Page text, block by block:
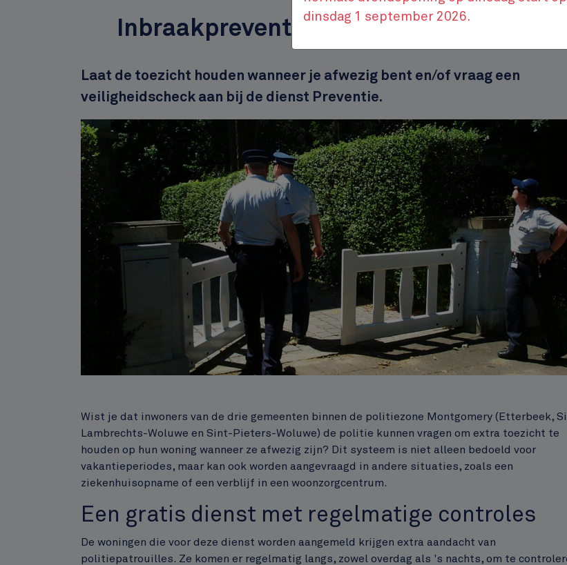
Inbraakpreventie: oplossingen voor jou
Description
Laat de toezicht houden wanneer je afwezig bent en/of vraag een
veiligheidscheck aan bij de dienst Preventie.
Afbeelding
Inhoud
Wist je dat inwoners van de drie gemeenten binnen de politiezone Montgomery (Etterbeek,
Lambrechts-Woluwe en Sint-Pieters-Woluwe) de politie kunnen vragen om extra toezicht te
houden op hun woning wanneer ze afwezig zijn? Dit systeem is niet alleen bedoeld voor
vakantieperiodes, maar kan ook worden aangevraagd in andere situaties, zoals een
ziekenhuisopname of een verblijf in een woonzorgcentrum.
Een gratis dienst met regelmatige controles
De woningen die voor deze dienst worden aangemeld krijgen extra aandacht van
politiepatrouilles. Ze komen er regelmatig langs, zowel overdag als 's nachts, om te
dinsdag 1 september 2026.